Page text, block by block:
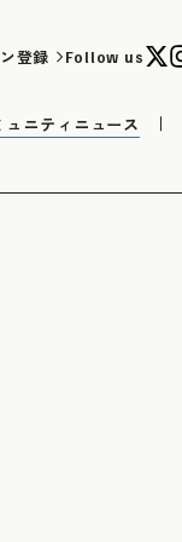
登録 Follow us
ュニティニュース